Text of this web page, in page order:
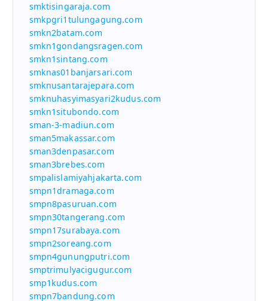
smktisingaraja.com
smkpgri1tulungagung.com
smkn2batam.com
smkn1gondangsragen.com
smkn1sintang.com
smknas01banjarsari.com
smknusantarajepara.com
smknuhasyimasyari2kudus.com
smkn1situbondo.com
sman-3-madiun.com
sman5makassar.com
sman3denpasar.com
sman3brebes.com
smpalislamiyahjakarta.com
smpn1dramaga.com
smpn8pasuruan.com
smpn30tangerang.com
smpn17surabaya.com
smpn2soreang.com
smpn4gunungputri.com
smptrimulyacigugur.com
smp1kudus.com
smpn7bandung.com